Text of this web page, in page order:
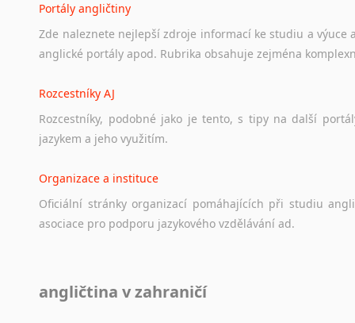
Portály angličtiny
Zde naleznete nejlepší zdroje informací ke studiu a výuce
anglické portály apod. Rubrika obsahuje zejména
Rozcestníky AJ
Rozcestníky, podobné jako je tento, s tipy na další
jazykem a jeho využitím.
Organizace a instituce
Oficiální stránky organizací pomáhajících při studiu
asociace pro podporu jazykového vzdělávání ad.
Ať už se jedná o česká diskusní
angličtina v zahraničí